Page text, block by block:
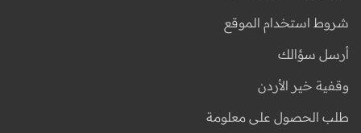
شروط استخدام الموقع
أرسل سؤالك
وقفية خير الأردن
طلب الحصول على معلومة